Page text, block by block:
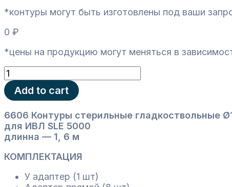
*контуры могут быть изготовлены под ваши
0 ₽
*цены на продукцию могут меняться в
6606
Контуры
стерильные
гладкоствольные
Ø10
для
ИВЛ
5000
Add to cart
6606 Контуры стерильные гладкоствольные
для ИВЛ SLE 5000
длинна — 1, 6 м
КОМПЛЕКТАЦИЯ
У адаптер (1 шт)